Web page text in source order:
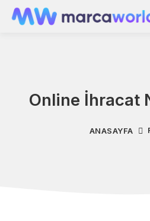
Online İhracat
ANASAYFA